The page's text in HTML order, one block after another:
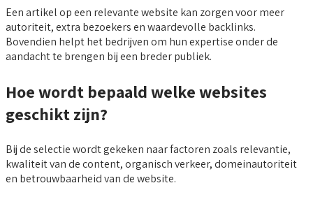
Een artikel op een relevante website kan zorgen voor meer
autoriteit, extra bezoekers en waardevolle backlinks.
Bovendien helpt het bedrijven om hun expertise onder de
aandacht te brengen bij een breder publiek.
Hoe wordt bepaald welke websites
geschikt zijn?
Bij de selectie wordt gekeken naar factoren zoals relevantie,
kwaliteit van de content, organisch verkeer, domeinautoriteit
en betrouwbaarheid van de website.